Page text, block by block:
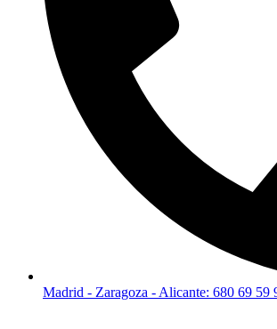
Madrid - Zaragoza - Alicante: 680 69 59